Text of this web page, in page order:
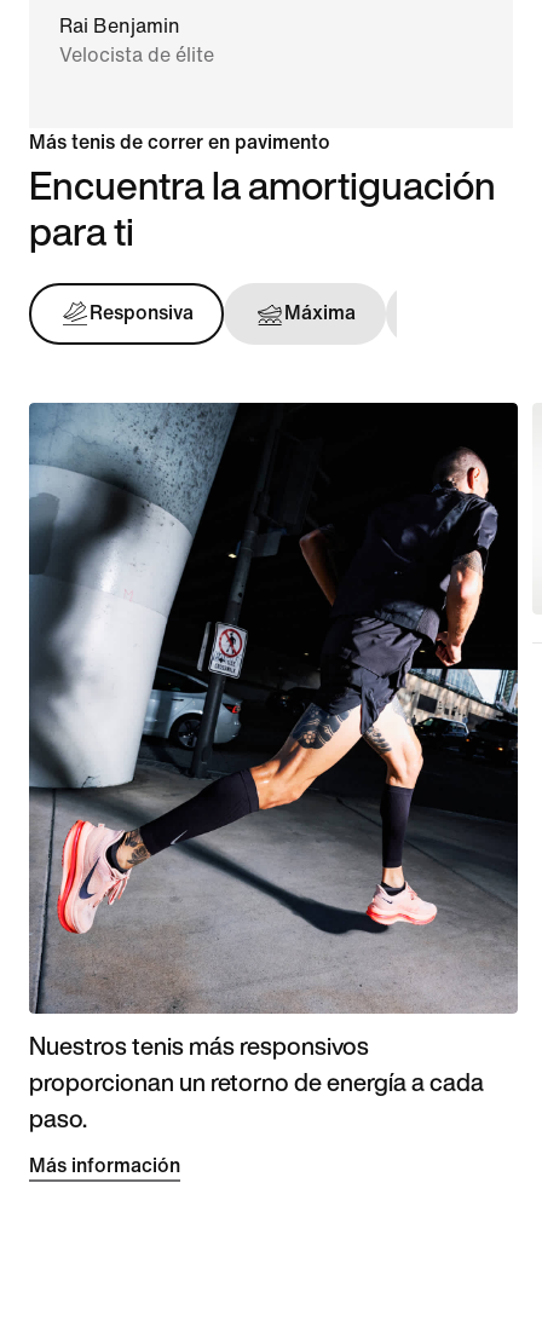
Rai Benjamin
Velocista de élite
Más tenis de correr en pavimento
Encuentra la amortiguación
para ti
Responsiva Máxima
Nuestros tenis más responsivos
proporcionan un retorno de energía a cada
paso.
Más información